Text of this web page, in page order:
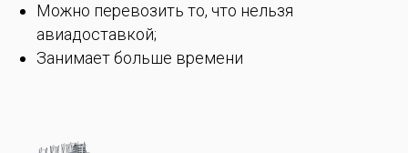
Можно перевозить то, что нельзя
авиадоставкой;
Занимает больше времени